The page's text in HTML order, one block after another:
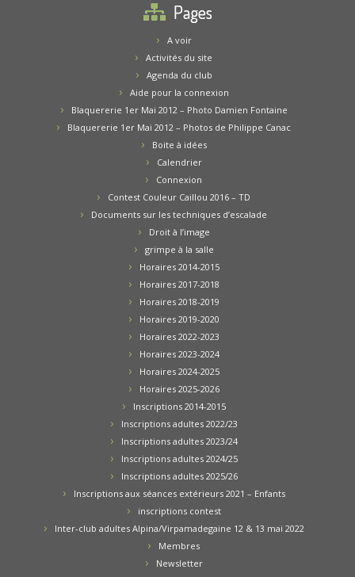
Pages
A voir
Activités du site
Agenda du club
Aide pour la connexion
Blaquererie 1er Mai 2012 – Photo Damien Fontaine
Blaquererie 1er Mai 2012 – Photos de Philippe Canac
Boite à idées
Calendrier
Connexion
Contest Couleur Caillou 2016 – TD
Documents sur les techniques d’escalade
Droit à l’image
grimpe à la salle
Horaires 2014-2015
Horaires 2017-2018
Horaires 2018-2019
Horaires 2019-2020
Horaires 2022-2023
Horaires 2023-2024
Horaires 2024-2025
Horaires 2025-2026
Inscriptions 2014-2015
Inscriptions adultes 2022/23
Inscriptions adultes 2023/24
Inscriptions adultes 2024/25
Inscriptions adultes 2025/26
Inscriptions aux séances extérieurs 2021 – Enfants
inscriptions contest
Inter-club adultes Alpina/Virpamadegaine 12 & 13 mai 2022
Membres
Newsletter